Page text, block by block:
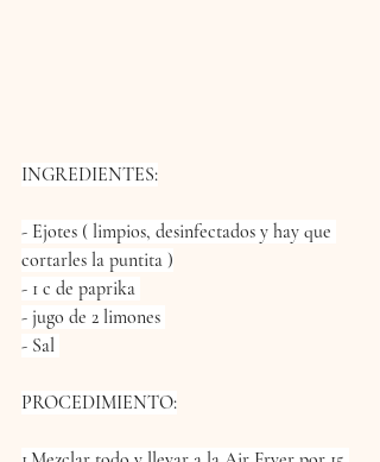
INGREDIENTES:
- Ejotes ( limpios, desinfectados y hay que
cortarles la puntita )
- 1 c de paprika
- jugo de 2 limones
- Sal
PROCEDIMIENTO: